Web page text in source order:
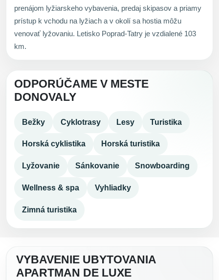
prenájom lyžiarskeho vybavenia, predaj skipasov a priamy
prístup k vchodu na lyžiach a v okolí sa hostia môžu
venovať lyžovaniu. Letisko Poprad-Tatry je vzdialené 103
km.
ODPORÚČAME V MESTE
DONOVALY
Bežky Cyklotrasy Lesy Turistika
Horská cyklistika Horská turistika
Lyžovanie Sánkovanie Snowboarding
Wellness & spa Vyhliadky
Zimná turistika
VYBAVENIE UBYTOVANIA
APARTMAN DE LUXE